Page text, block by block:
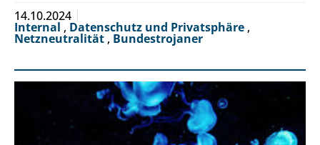
14.10.2024
Internal , Datenschutz und Privatsphäre ,
Netzneutralität , Bundestrojaner